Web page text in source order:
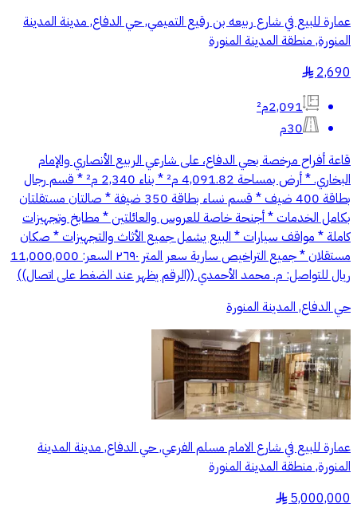
عمارة للبيع في شارع ربيعه بن رقيع التميمي, حي الدفاع, مدينة المدينة
المنورة, منطقة المدينة المنورة
2,690
§
2,091م²
30م
قاعة أفراح مرخصة بحي الدفاع، على شارعي الربيع الأنصاري والإمام
البخاري. * أرض بمساحة 4,091.82 م² * بناء 2,340 م² * قسم رجال
بطاقة 400 ضيف * قسم نساء بطاقة 350 ضيفة * صالتان مستقلتان
بكامل الخدمات * أجنحة خاصة للعروس والعائلتين * مطابخ وتجهيزات
كاملة * مواقف سيارات * البيع يشمل جميع الأثاث والتجهيزات * صكان
مستقلان * جميع التراخيص سارية سعر المتر ٢٦٩٠ السعر: 11,000,000
ريال للتواصل: م. محمد الأحمدي ((الرقم يظهر عند الضغط على اتصال))
حي الدفاع, المدينة المنورة
عمارة للبيع في شارع الامام مسلم الفرعي, حي الدفاع, مدينة المدينة
المنورة, منطقة المدينة المنورة
5,000,000
§